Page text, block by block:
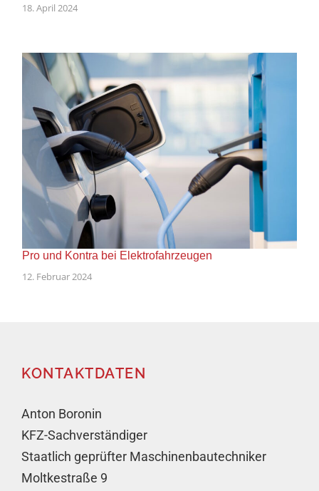
18. April 2024
Pro und Kontra bei Elektrofahrzeugen
12. Februar 2024
KONTAKTDATEN
Anton Boronin
KFZ-Sachverständiger
Staatlich geprüfter Maschinenbautechniker
Moltkestraße 9